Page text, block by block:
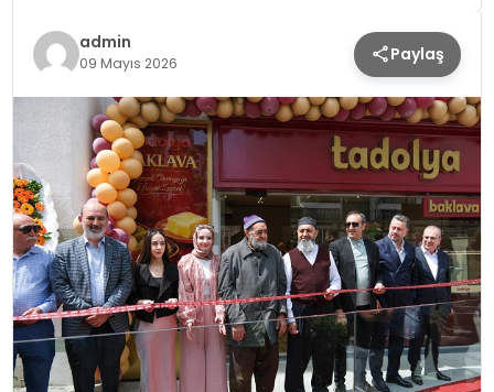
EĞITIM
TEKNOLOJI
MAGAZIN
KÜLTÜR & SANAT
SPOR
SAĞLIK
admin
09 Mayıs 2026 Paylaş